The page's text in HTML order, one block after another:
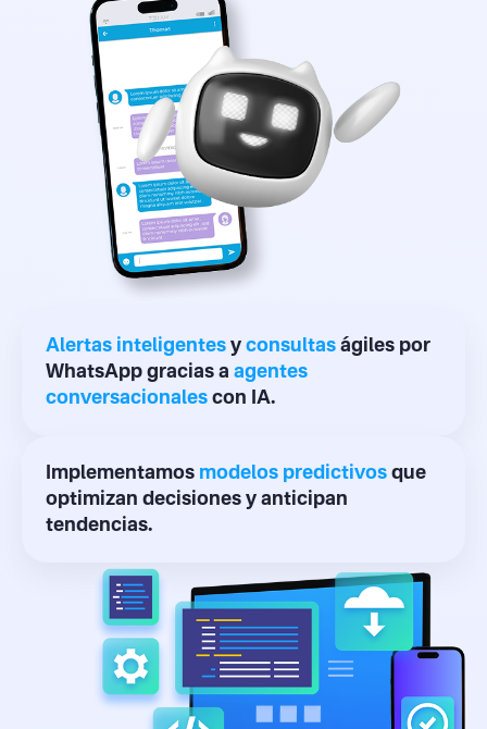
Alertas inteligentes yconsultas ágiles por
WhatsApp gracias aagentes
conversacionales con IA.
Implementamos modelos predictivos que
optimizan decisiones y anticipan
tendencias.